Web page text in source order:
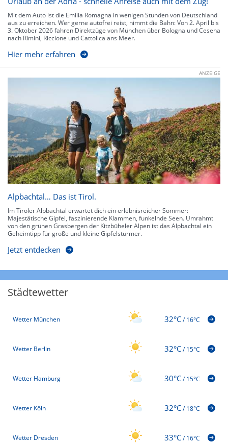
Mit dem Auto ist die Emilia Romagna in wenigen Stunden von Deutschland
aus zu erreichen. Wer gerne autofrei reist, nimmt die Bahn: Von 2. April bis
3. Oktober 2026 fahren Direktzüge von München über Bologna und Cesena
nach Rimini, Riccione und Cattolica ans Meer.
Hier mehr erfahren
ANZEIGE
Alpbachtal… Das ist Tirol.
Im Tiroler Alpbachtal erwartet dich ein erlebnisreicher Sommer:
Majestätische Gipfel, faszinierende Klammen, funkelnde Seen. Umrahmt
von den grünen Grasbergen der Kitzbüheler Alpen ist das Alpbachtal ein
Geheimtipp für große und kleine Gipfelstürmer.
Jetzt entdecken
Städtewetter
Wetter München 32°C/16°C
Wetter Berlin 32°C/15°C
Wetter Hamburg 30°C/15°C
Wetter Köln 32°C/18°C
Wetter Dresden 33°C/16°C